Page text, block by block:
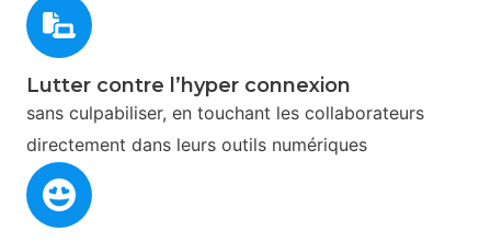
Lutter contre l’hyper connexion
sans culpabiliser, en touchant les collaborateurs
directement dans leurs outils numériques